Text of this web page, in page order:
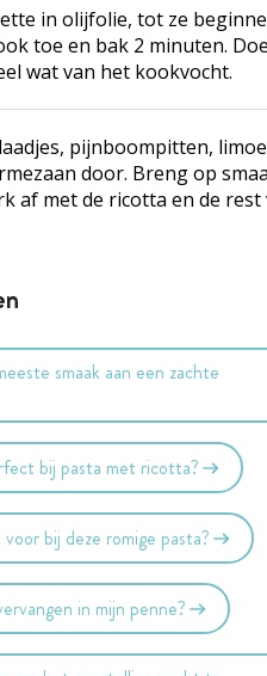
in olijfolie, tot ze
toe en bak 2 minuten.
wat van het kookvocht.
pijnboompitten,
door. Breng op
af met de ricotta en de rest
smaak aan een zachte
bij pasta met ricotta?
bij deze romige pasta?
in mijn penne?